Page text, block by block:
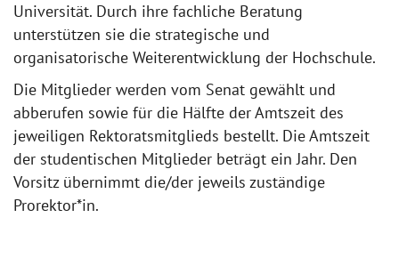
Universität. Durch ihre fachliche Beratung
unterstützen sie die strategische und
organisatorische Weiterentwicklung der Hochschule.
Die Mitglieder werden vom Senat gewählt und
abberufen sowie für die Hälfte der Amtszeit des
jeweiligen Rektoratsmitglieds bestellt. Die Amtszeit
der studentischen Mitglieder beträgt ein Jahr. Den
Vorsitz übernimmt die/der jeweils zuständige
Prorektor*in.